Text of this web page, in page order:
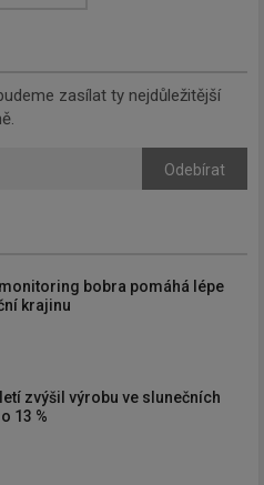
zasílat ty nejdůležitější
Odebírat
bobra pomáhá lépe
krajinu
zvýšil výrobu ve slunečních
13 %